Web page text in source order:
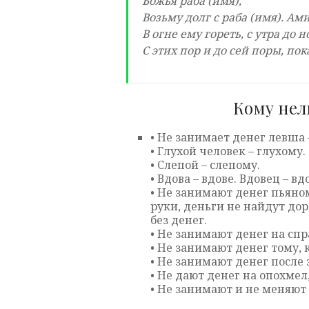
Возьму долг с раба (имя).
В огне ему гореть, с утра до
С этих пор и до сей поры,
Кому
• Не занимает денег левша
• Глухой человек – глухому.
• Слепой – слепому.
• Вдова – вдове. Вдовец –
• Не занимают денег
руки, деньги не найдут
без денег.
• Не занимают денег на
• Не занимают денег тому,
• Не занимают денег после
• Не дают денег на
• Не занимают и не